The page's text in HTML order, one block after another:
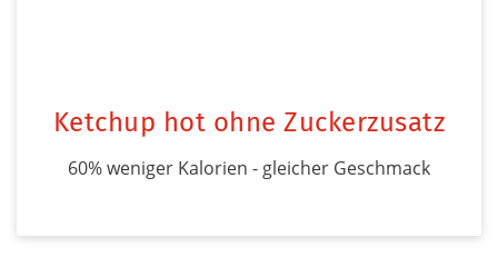
Ketchup hot ohne Zuckerzusatz
60% weniger Kalorien - gleicher Geschmack